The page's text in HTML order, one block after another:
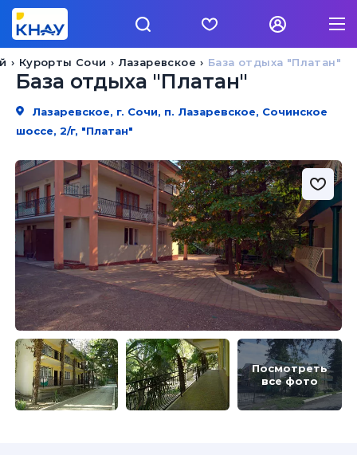
База отдыха "Платан"
Лазаревское
Курорты Сочи
База отдыха "Платан"
Лазаревское, г. Сочи, п. Лазаревское, Сочинское
шоссе, 2/г, "Платан"
Посмотреть
все фото